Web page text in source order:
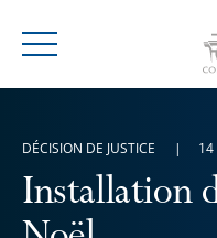
Menu
Installation
DÉCISION DE JUSTICE 14